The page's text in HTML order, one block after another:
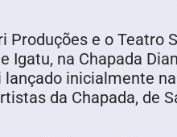
e o Teatro
Igatu, na Chapada
inicialmente
da Chapada, de